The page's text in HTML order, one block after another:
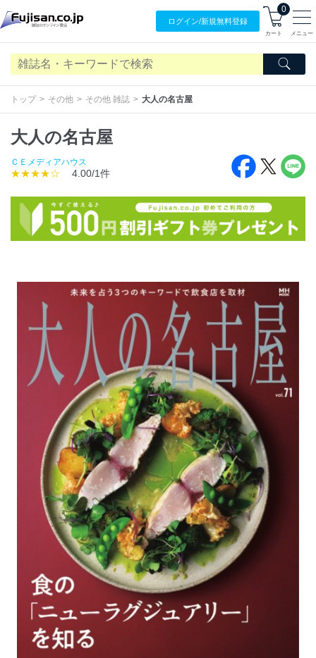
ログイン/新規無料登録
0
カート メニュー
トップ その他 その他 雑誌 大人の名古屋
大人の名古屋
ＣＥメディアハウス
★★★★☆ 4.00/1件